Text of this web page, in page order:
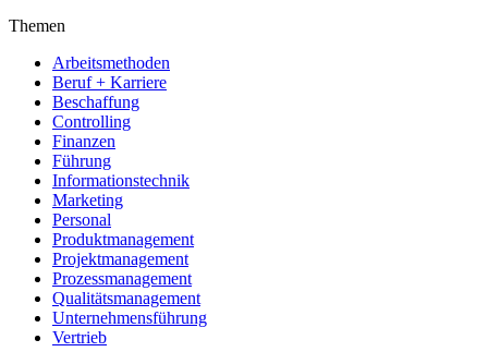
Themen
Arbeitsmethoden
Beruf + Karriere
Beschaffung
Controlling
Finanzen
Führung
Informationstechnik
Marketing
Personal
Produktmanagement
Projektmanagement
Prozessmanagement
Qualitätsmanagement
Unternehmensführung
Vertrieb